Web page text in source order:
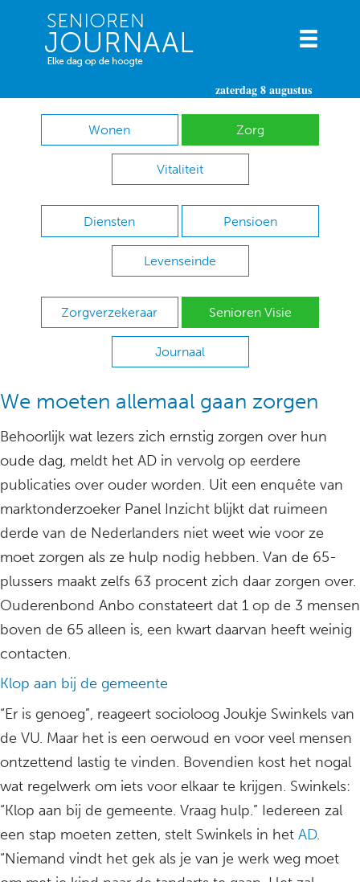
zaterdag 8 augustus
Wonen Zorg
Vitaliteit
Diensten Pensioen
Levenseinde
Zorgverzekeraar Senioren Visie
Journaal
We moeten allemaal gaan zorgen
Behoorlijk wat lezers zich ernstig zorgen over hun
oude dag, meldt het AD in vervolg op eerdere
publicaties over ouder worden. Uit een enquête van
marktonderzoeker Panel Inzicht blijkt dat ruimeen
derde van de Nederlanders niet weet wie voor ze
moet zorgen als ze hulp nodig hebben. Van de 65-
plussers maakt zelfs 63 procent zich daar zorgen over.
Ouderenbond Anbo constateert dat 1 op de 3 mensen
boven de 65 alleen is, een kwart daarvan heeft weinig
contacten.
Klop aan bij de gemeente
“Er is genoeg”, reageert socioloog Joukje Swinkels van
de VU. Maar het is een oerwoud en voor veel mensen
ontzettend lastig te vinden. Bovendien kost het nogal
wat regelwerk om iets voor elkaar te krijgen. Swinkels:
“Klop aan bij de gemeente. Vraag hulp.” Iedereen zal
een stap moeten zetten, stelt Swinkels in het AD.
“Niemand vindt het gek als je van je werk weg moet